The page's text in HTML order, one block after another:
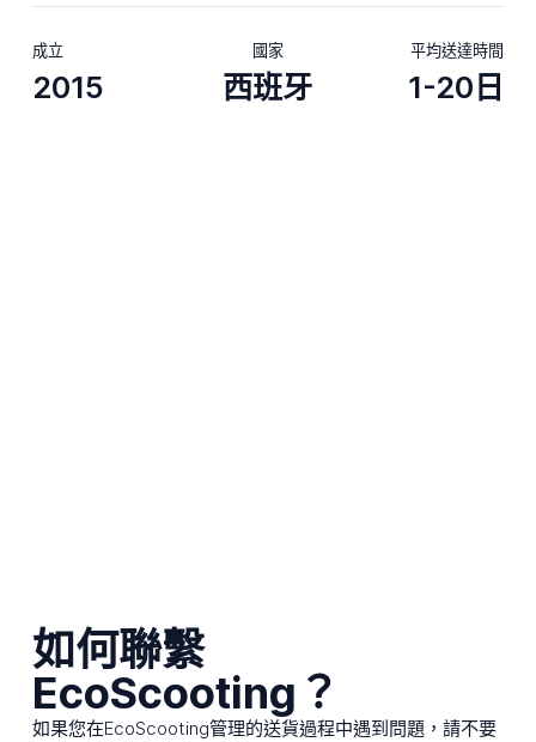
成立
2015
國家
西班牙
平均送達時間
1-20日
如何聯繫
EcoScooting？
如果您在EcoScooting管理的送貨過程中遇到問題，請不要